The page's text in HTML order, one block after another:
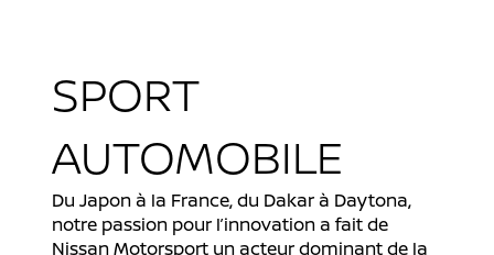
SPORT
AUTOMOBILE
Du Japon à la France, du Dakar à Daytona,
notre passion pour l’innovation a fait de
Nissan Motorsport un acteur dominant de la